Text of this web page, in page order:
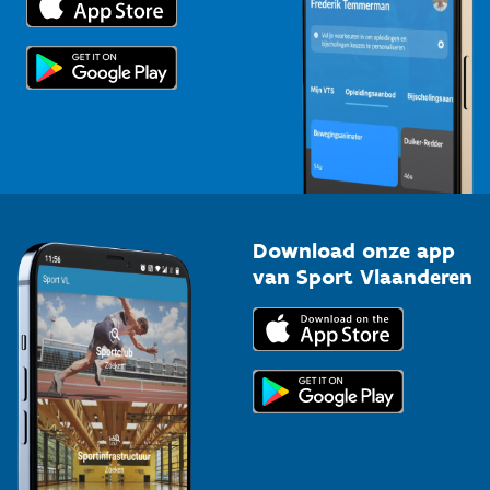
Topsporters
Voor de pers
Download onze app
van Sport Vlaanderen